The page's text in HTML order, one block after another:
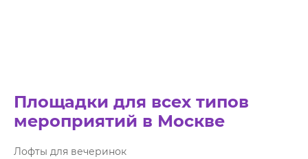
Площадки для всех типов
мероприятий в Москве
Лофты для вечеринок